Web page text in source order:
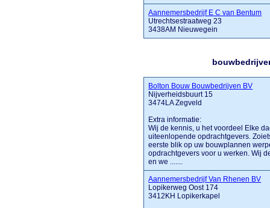
Aannemersbedrijf E C van Bentum
Utrechtsestraatweg 23
3438AM Nieuwegein
Bolton Bouw Bouwbedrijven BV
Nijverheidsbuurt 15
3474LA Zegveld
Extra informatie:
Wij de kennis, u het voordeel Elke
uiteenlopende opdrachtgevers.
eerste blik op uw bouwplannen
opdrachtgevers voor u werken. Wij
en we .......
Aannemersbedrijf Van Rhenen BV
Lopikerweg Oost 174
3412KH Lopikerkapel